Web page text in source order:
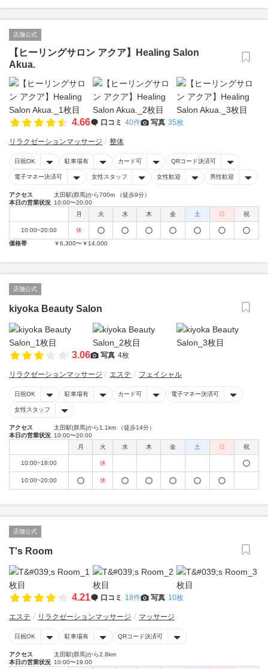
店舗公式
【ヒーリングサロン アクア】Healing Salon
Akua.
4.66 口コミ 40件 写真 35枚
リラクゼーションマッサージ 整体
日祝OK 駐車場有 カード可 QRコード決済可
電子マネー決済可 女性スタッフ 女性歓迎 男性歓迎
アクセス
太田駅(群馬)から700m （徒歩9分）
本日の営業状況 10:00〜20:00
月
火 水 木 金 土 日 祝
10:00~20:00
休
価格帯
￥6,300〜￥14,000
店舗公式
kiyoka Beauty Salon
3.06 写真 4枚
リラクゼーションマッサージ エステ フェイシャル
日祝OK 駐車場有 カード可 電子マネー決済可
女性スタッフ
アクセス
太田駅(群馬)から1.1km （徒歩14分）
本日の営業状況 10:00〜20:00
月
火 水 木 金 土 日 祝
10:00~18:00 休
10:00~20:00 休
店舗公式
T's Room
4.21 口コミ 18件 写真 10枚
エステ リラクゼーションマッサージ マッサージ
日祝OK 駐車場有 QRコード決済可
アクセス
太田駅(群馬)から2.8km
本日の営業状況 10:00〜19:00